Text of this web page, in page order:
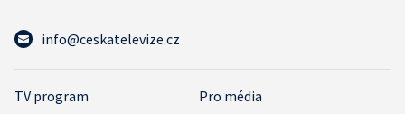
info@ceskatelevize.cz
TV program
Pro média